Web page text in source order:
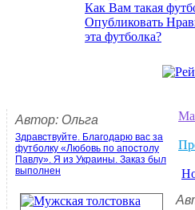
Как Вам такая
Опубликовать
эта футболка?
Автор: Ольга
Здравствуйте. Благодарю вас за
футболку «Любовь по апостолу
Павлу». Я из Украины. Заказ был
выполнен